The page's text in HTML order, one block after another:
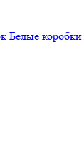
Белые коробки